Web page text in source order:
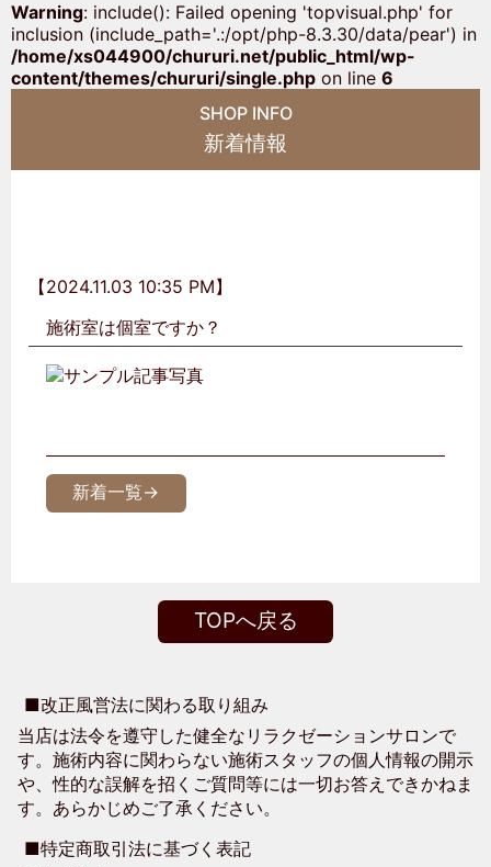
Warning: include(): Failed opening 'topvisual.php' for
inclusion (include_path='.:/opt/php-8.3.30/data/pear') in
/home/xs044900/chururi.net/public_html/wp-
content/themes/chururi/single.phpon line 6
SHOP INFO
新着情報
【2024.11.03 10:35 PM】
施術室は個室ですか？
新着一覧→
TOPへ戻る
■改正風営法に関わる取り組み
当店は法令を遵守した健全なリラクゼーションサロンで
す。施術内容に関わらない施術スタッフの個人情報の開示
や、性的な誤解を招くご質問等には一切お答えできかねま
す。あらかじめご了承ください。
■特定商取引法に基づく表記